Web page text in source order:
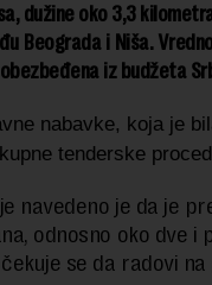
dužine oko 3,3
Beograda i Niša.
iz budžeta
nabavke, koja je
tenderske
navedeno je da je
odnosno oko dve i
se da radovi